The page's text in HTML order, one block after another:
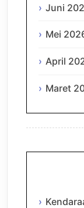
Juni
Mei
April
Maret